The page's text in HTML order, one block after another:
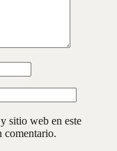
sitio web en este
comentario.